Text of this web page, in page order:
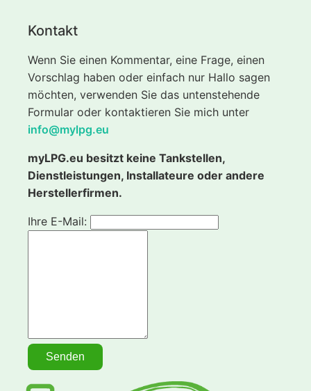
Kontakt
Wenn Sie einen Kommentar, eine Frage, einen
Vorschlag haben oder einfach nur Hallo sagen
möchten, verwenden Sie das untenstehende
Formular oder kontaktieren Sie mich unter
info@mylpg.eu
myLPG.eu besitzt keine Tankstellen,
Dienstleistungen, Installateure oder andere
Herstellerfirmen.
Ihre E-Mail: